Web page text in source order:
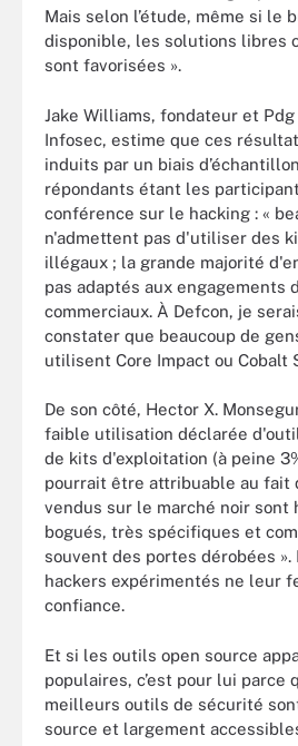
Mais selon l’étude, même si le
disponible, les solutions libres
sont favorisées ».
Jake Williams, fondateur et
Infosec, estime que ces
induits par un biais
répondants étant les
conférence sur le hacking : «
n'admettent pas d'utiliser des
illégaux ; la grande majorité
pas adaptés aux engagements
commerciaux. À Defcon, je
constater que beaucoup de
utilisent Core Impact ou Cobalt
De son côté, Hector X.
faible utilisation déclarée
de kits d'exploitation (à peine
pourrait être attribuable au fait
vendus sur le marché noir sont
bogués, très spécifiques et
souvent des portes dérobées ».
hackers expérimentés ne leur
confiance.
Et si les outils open source
populaires, c’est pour lui parce
meilleurs outils de sécurité
source et largement